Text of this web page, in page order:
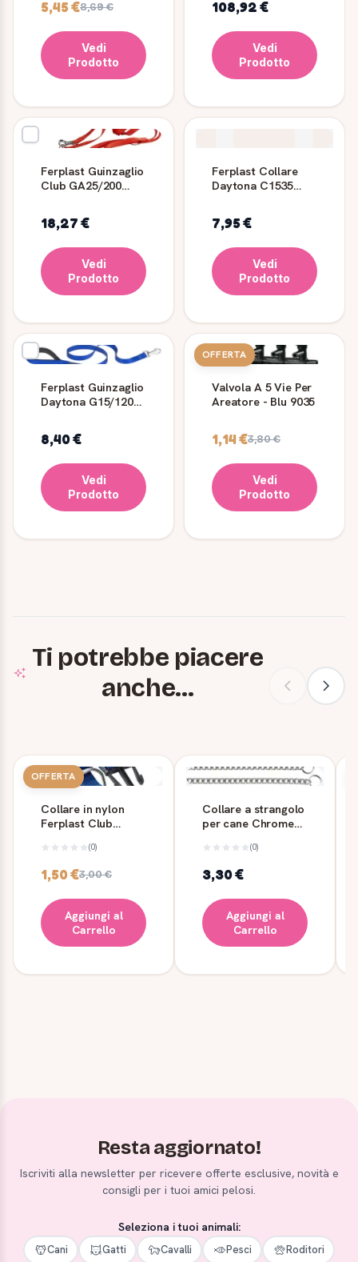
5,45 €8,69 €
Vedi
Prodotto
108,92 €
Vedi
Prodotto
Ferplast Guinzaglio
Club GA25/200
18,27 €
Vedi
Prodotto
Ferplast Collare
Daytona C1535
7,95 €
Vedi
Prodotto
Ferplast Guinzaglio
Daytona G15/120
8,40 €
Vedi
Prodotto
OFFERTA
Valvola A 5 Vie Per
Areatore - Blu 9035
1,14 €3,80 €
Vedi
Prodotto
Ti potrebbe piacere
anche...
OFFERTA
Collare in nylon
Ferplast Club
(0)
1,50 €3,00 €
Aggiungi al
Carrello
Collare a strangolo
per cane Chrome
(0)
3,30 €
Aggiungi al
Carrello
Resta aggiornato!
Iscriviti alla newsletter per ricevere offerte esclusive, novità e
consigli per i tuoi amici pelosi.
Seleziona i tuoi animali:
Cani Gatti Cavalli Pesci Roditori